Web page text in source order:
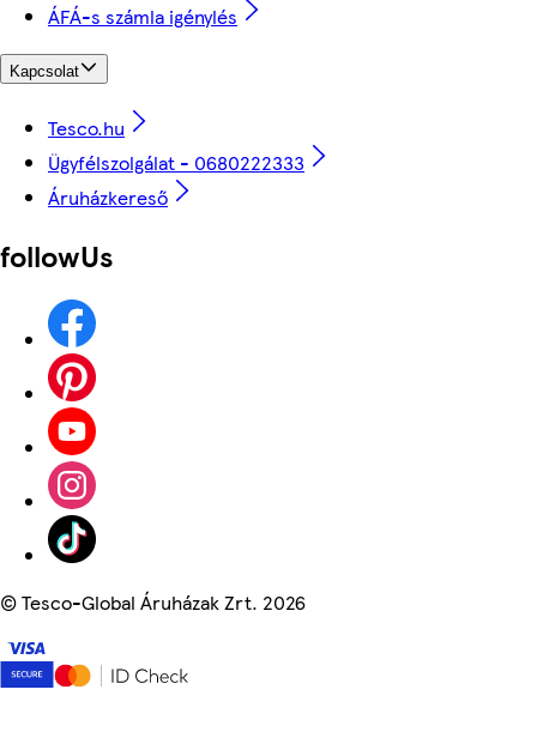
ÁFÁ-s számla igénylés
Kapcsolat
Tesco.hu
Ügyfélszolgálat - 0680222333
Áruházkereső
followUs
©Tesco-Global Áruházak Zrt. 2026